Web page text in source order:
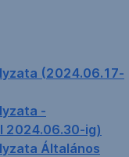
(2024.06.17-
-
2024.06.30-ig)
Általános